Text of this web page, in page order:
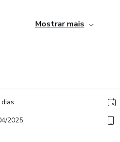
- Acesso aos 4 dias de
- PDF’s + Downloads
Mostrar mais
2025